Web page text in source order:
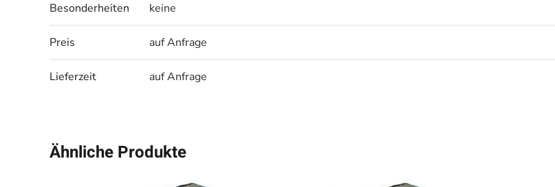
Besonderheiten keine
Preis auf Anfrage
Lieferzeit auf Anfrage
Ähnliche Produkte